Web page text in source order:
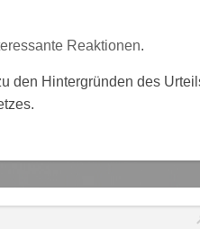
Reaktionen.
den Hintergründen des